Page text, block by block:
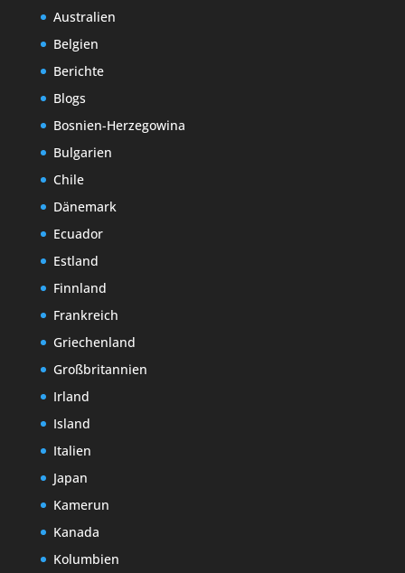
Australien
Belgien
Berichte
Blogs
Bosnien-Herzegowina
Bulgarien
Chile
Dänemark
Ecuador
Estland
Finnland
Frankreich
Griechenland
Großbritannien
Irland
Island
Italien
Japan
Kamerun
Kanada
Kolumbien